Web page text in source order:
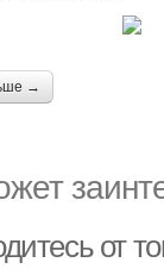
→
от